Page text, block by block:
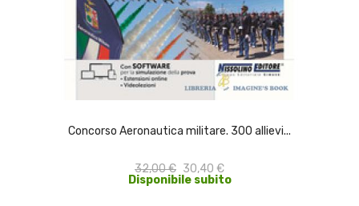
Concorso Aeronautica militare. 300 allievi...
32,00 € 30,40 €
Disponibile subito